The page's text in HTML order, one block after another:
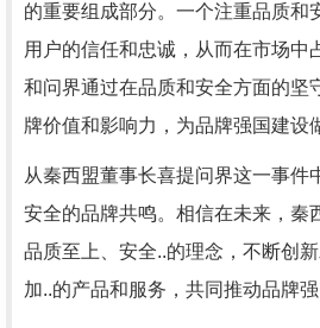
的重要组成部分。一个注重品质和
用户的信任和忠诚，从而在市场中
和问界通过在品质和安全方面的坚
牌价值和影响力，为品牌强国建设
从秦西盟董事长喜提问界这一事件
安全的品牌共鸣。相信在未来，秦
品质至上、安全..的理念，不断创
加..的产品和服务，共同推动品牌强